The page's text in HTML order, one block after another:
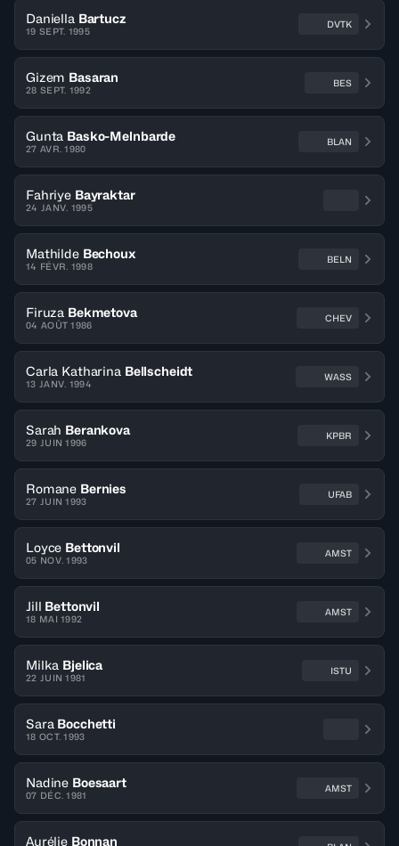
Daniella Bartucz
19 SEPT. 1995
DVTK
Gizem Basaran
28 SEPT. 1992
BES
Gunta Basko-Melnbarde
27 AVR. 1980
BLAN
Fahriye Bayraktar
24 JANV. 1995
Mathilde Bechoux
14 FÉVR. 1998
BELN
Firuza Bekmetova
04 AOÛT 1986
CHEV
Carla Katharina Bellscheidt
13 JANV. 1994
WASS
Sarah Berankova
29 JUIN 1996
KPBR
Romane Bernies
27 JUIN 1993
UFAB
Loyce Bettonvil
05 NOV. 1993
AMST
Jill Bettonvil
18 MAI 1992
AMST
Milka Bjelica
22 JUIN 1981
ISTU
Sara Bocchetti
18 OCT. 1993
Nadine Boesaart
07 DÉC. 1981
AMST
Aurélie Bonnan